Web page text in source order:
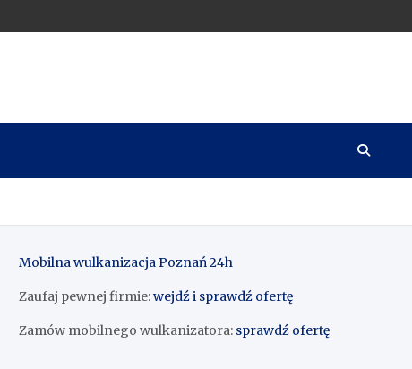
Mobilna wulkanizacja Poznań 24h
Zaufaj pewnej firmie:wejdź i sprawdź ofertę
Zamów mobilnego wulkanizatora: sprawdź ofertę